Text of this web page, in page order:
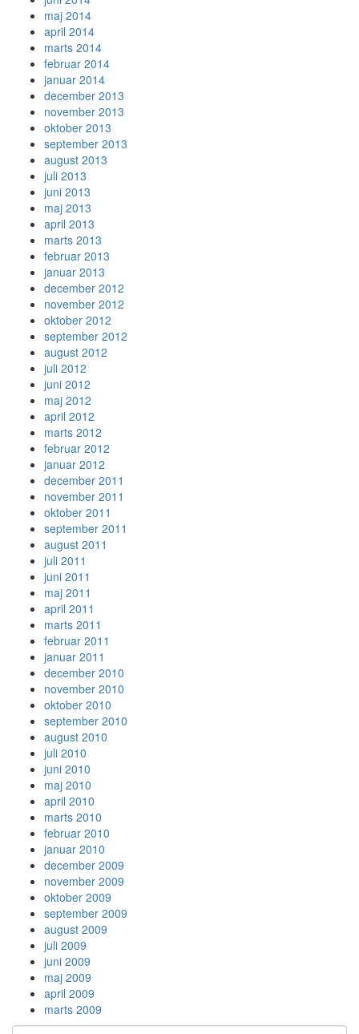
maj 2014
april 2014
marts 2014
februar 2014
januar 2014
december 2013
november 2013
oktober 2013
september 2013
august 2013
juli 2013
juni 2013
maj 2013
april 2013
marts 2013
februar 2013
januar 2013
december 2012
november 2012
oktober 2012
september 2012
august 2012
juli 2012
juni 2012
maj 2012
april 2012
marts 2012
februar 2012
januar 2012
december 2011
november 2011
oktober 2011
september 2011
august 2011
juli 2011
juni 2011
maj 2011
april 2011
marts 2011
februar 2011
januar 2011
december 2010
november 2010
oktober 2010
september 2010
august 2010
juli 2010
juni 2010
maj 2010
april 2010
marts 2010
februar 2010
januar 2010
december 2009
november 2009
oktober 2009
september 2009
august 2009
juli 2009
juni 2009
maj 2009
april 2009
marts 2009